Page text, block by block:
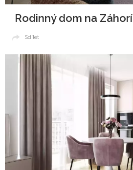
Rodinný dom na Záhorí
Sdílet